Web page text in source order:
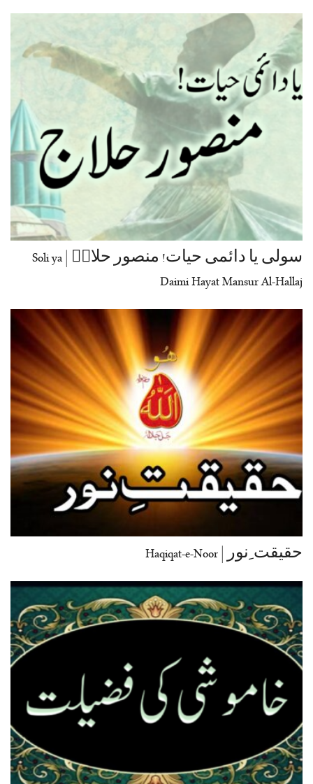
سولی یا دائمی حیات! منصور حلاجؒ | Soli ya
Daimi Hayat Mansur Al-Hallaj
حقیقت ِنور | Haqiqat-e-Noor